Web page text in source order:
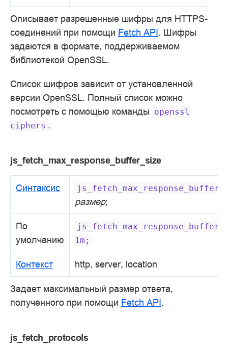
Описывает разрешенные шифры для HTTPS-
соединений при помощи Fetch API. Шифры
задаются в формате, поддерживаемом
библиотекой OpenSSL.
Список шифров зависит от установленной
версии OpenSSL. Полный список можно
посмотреть с помощью команды openssl
ciphers .
js_fetch_max_response_buffer_size
Синтаксис
размер;
По
умолчанию
1m;
Контекст http, server, location
Задает максимальный размер ответа,
полученного при помощи Fetch API.
js_fetch_protocols